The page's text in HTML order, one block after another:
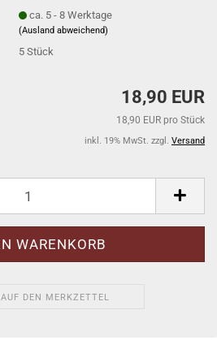
ca. 5 - 8 Werktage
(Ausland abweichend)
5Stück
18,90 EUR
18,90 EUR pro Stück
inkl. 19% MwSt. zzgl. Versand
AUF DEN MERKZETTEL